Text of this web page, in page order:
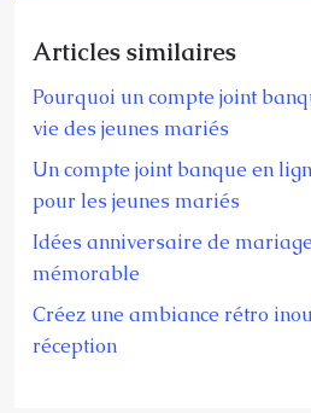
Articles similaires
Pourquoi un compte joint
vie des jeunes mariés
Un compte joint banque en
pour les jeunes mariés
Idées anniversaire de
mémorable
Créez une ambiance rétro
réception